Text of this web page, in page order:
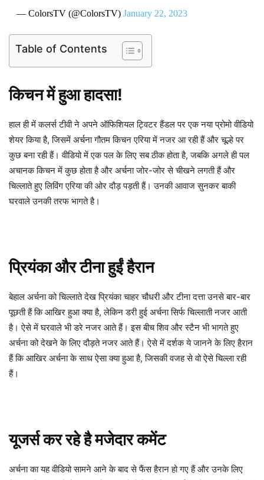
— ColorsTV (@ColorsTV) January 22, 2023
Table of Contents
किचन में हुआ हादसा!
हाल ही में कलर्स टीवी ने अपने ऑफिशियल ट्विटर हैंडल पर एक नया प्रोमो वीडियो
शेयर किया है, जिसमें अर्चना गौतम किचन एरिया में नजर आ रही हैं और चूल्हे पर
कुछ बना रही हैं। वीडियो में एक पल के लिए सब ठीक होता है, जबकि अगले ही पल
अचानक किचन में कुछ होता है और अर्चना जोर-जोर से चीखने लगती हैं और
चिल्लाते हुए लिविंग एरिया की ओर दौड़ पड़ती हैं। उनकी आवाज सुनकर बाकी
घरवाले उनकी तरफ भागते है।
प्रियंका और टीना हुईं हैरान
बेहाल अर्चना को चिल्लाते देख प्रियंका चाहर चौधरी और टीना दत्ता उनसे बार-बार
पूछती हैं कि आखिर हुआ क्या है, लेकिन डरी हुई अर्चना सिर्फ चिल्लाती नजर आती
है। ऐसे में घरवाले भी डरे नजर आते हैं। इस बीच शिव और स्टैन भी भागते हुए
अर्चना को देखने के लिए दौड़ते नजर आते हैं। ऐसे में दर्शक ये जानने के लिए हैरान
हैं कि आखिर अर्चना के साथ ऐसा क्या हुआ है, जिसकी वजह से वो ऐसे चिल्ला रही
हैं।
यूजर्स कर रहे है मजेदार कमेंट
अर्चना का यह वीडियो सामने आने के बाद से फैंस हैरान हो गए हैं और उनके लिए